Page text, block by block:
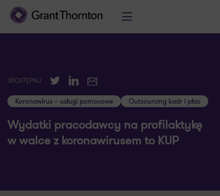
UDOSTĘPNIJ TwitterLinkedIn
E-mail
Koronawirus – usługi pomocowe Outsourcing kadr i płac
Wydatki pracodawcy na profilaktykę
w walce z koronawirusem to KUP